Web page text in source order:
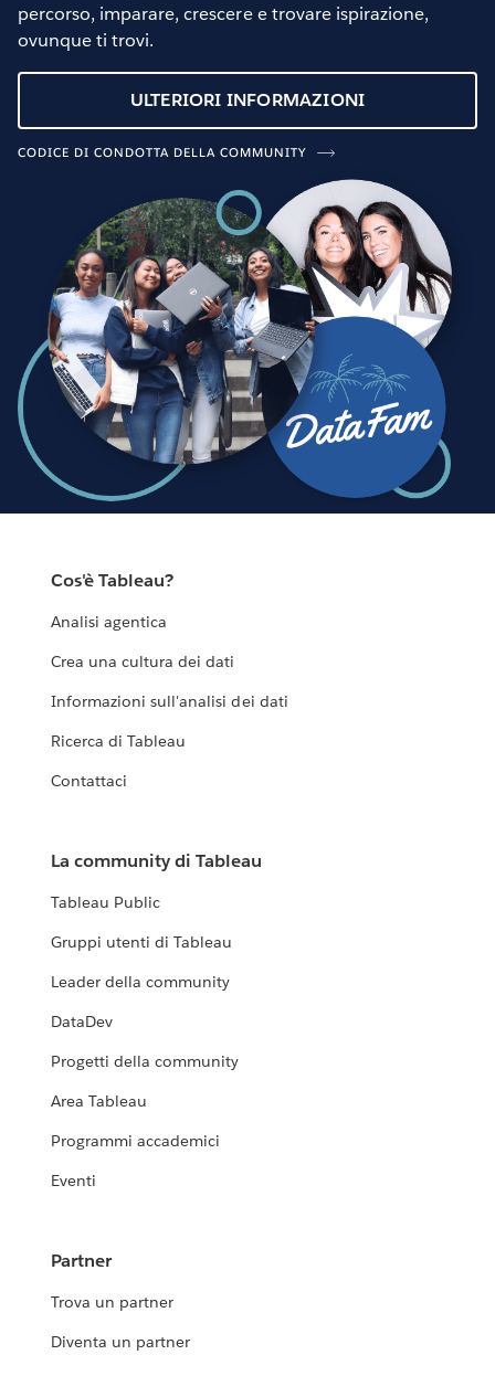
percorso, imparare, crescere e trovare ispirazione,
ovunque ti trovi.
ULTERIORI INFORMAZIONI
CODICE DI CONDOTTA DELLA COMMUNITY
Cos'è Tableau?
Analisi agentica
Crea una cultura dei dati
Informazioni sull'analisi dei dati
Ricerca di Tableau
Contattaci
La community di Tableau
Tableau Public
Gruppi utenti di Tableau
Leader della community
DataDev
Progetti della community
Area Tableau
Programmi accademici
Eventi
Partner
Trova un partner
Diventa un partner